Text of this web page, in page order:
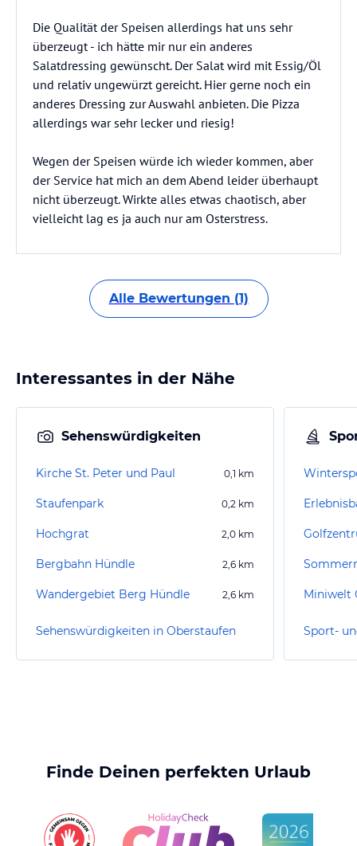
Die Qualität der Speisen allerdings hat uns sehr
überzeugt - ich hätte mir nur ein anderes
Salatdressing gewünscht. Der Salat wird mit Essig/Öl
und relativ ungewürzt gereicht. Hier gerne noch ein
anderes Dressing zur Auswahl anbieten. Die Pizza
allerdings war sehr lecker und riesig!
Wegen der Speisen würde ich wieder kommen, aber
der Service hat mich an dem Abend leider überhaupt
nicht überzeugt. Wirkte alles etwas chaotisch, aber
vielleicht lag es ja auch nur am Osterstress.
Alle Bewertungen (1)
Interessantes in der Nähe
Sehenswürdigkeiten
Kirche St. Peter und Paul 0,1 km
Staufenpark 0,2 km
Hochgrat 2,0 km
Bergbahn Hündle 2,6 km
Wandergebiet Berg Hündle 2,6 km
Sehenswürdigkeiten in Oberstaufen
Miniwelt
Finde Deinen perfekten Urlaub